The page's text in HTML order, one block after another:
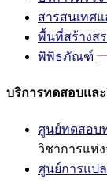
สารสนเทศ
พื้นที่สร้างส
พิพิธภัณฑ์
บริการทดสอบแล
ศูนย์ทดสอบ
วิชาการแห่
ศูนย์การแป